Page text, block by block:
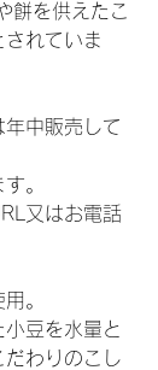
餅を供えたこ
されていま
中販売して
。
又はお電話
。
豆を水量と
だわりのこし